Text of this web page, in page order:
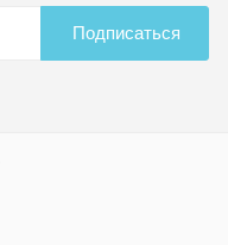
Подписаться